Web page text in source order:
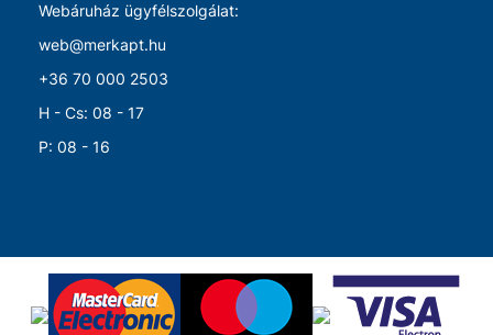
Webáruház ügyfélszolgálat:
web@merkapt.hu
+36 70 000 2503
H - Cs: 08 - 17
P: 08 - 16